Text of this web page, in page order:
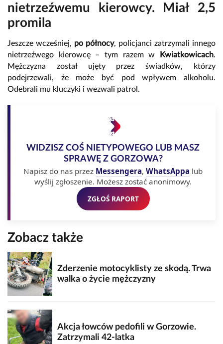
nietrzeźwemu kierowcy. Miał 2,5
promila
Jeszcze wcześniej, po północy, policjanci zatrzymali innego
nietrzeźwego kierowcę – tym razem w
Kwiatkowicach.
Mężczyzna został ujęty przez świadków, którzy
podejrzewali, że może być pod wpływem alkoholu.
Odebrali mu kluczyki i wezwali patrol.
WIDZISZ COŚ NIETYPOWEGO LUB MASZ
SPRAWĘ Z GORZOWA?
Napisz do nas przez Messengera, WhatsAppa lub
wyślij zgłoszenie. Możesz zostać anonimowy.
ZGŁOŚ RAPORT
Zobacz także
Zderzenie motocyklisty ze skodą. Trwa
walka o życie mężczyzny
Akcja łowców pedofili w Gorzowie.
Zatrzymali 42-latka